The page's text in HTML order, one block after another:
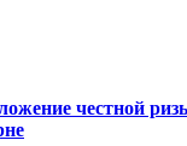
честной